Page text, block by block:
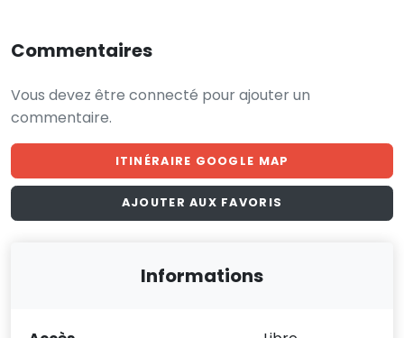
Commentaires
Vous devez être connecté pour ajouter un
commentaire.
ITINÉRAIRE GOOGLE MAP
AJOUTER AUX FAVORIS
Informations